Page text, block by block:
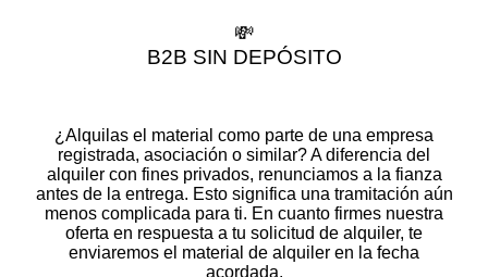
💸
B2B SIN DEPÓSITO
¿Alquilas el material como parte de una empresa
registrada, asociación o similar? A diferencia del
alquiler con fines privados, renunciamos a la fianza
antes de la entrega. Esto significa una tramitación aún
menos complicada para ti. En cuanto firmes nuestra
oferta en respuesta a tu solicitud de alquiler, te
enviaremos el material de alquiler en la fecha
acordada.